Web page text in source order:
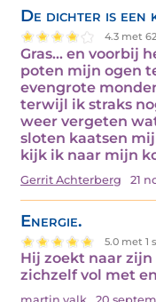
De dichter is een
4.3 met
Gras... en voorbij
poten mijn ogen
evengrote
terwijl ik straks
weer vergeten
sloten kaatsen
kijk ik naar mijn
Gerrit Achterberg 21
Energie.
5.0 met 1
Hij zoekt naar
zichzelf vol met